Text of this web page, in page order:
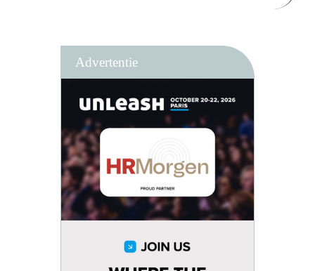
Advertentie